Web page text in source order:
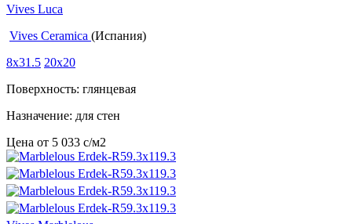
Vives Luca
Vives Ceramica (Испания)
8x31.5 20x20
Поверхность: глянцевая
Назначение: для стен
Цена от 5 033 c/м2